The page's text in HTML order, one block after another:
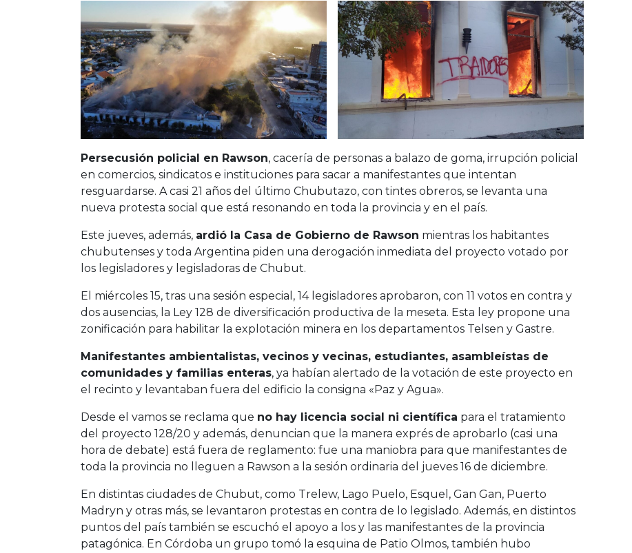
Persecusión policial en Rawson, cacería de personas a balazo de goma, irrupción policial
en comercios, sindicatos e instituciones para sacar a manifestantes que intentan
resguardarse. A casi 21 años del último Chubutazo, con tintes obreros, se levanta una
nueva protesta social que está resonando en toda la provincia y en el país.
Este jueves, además, ardió la Casa de Gobierno de Rawson mientras los habitantes
chubutenses y toda Argentina piden una derogación inmediata del proyecto votado por
los legisladores y legisladoras de Chubut.
El miércoles 15, tras una sesión especial, 14 legisladores aprobaron, con 11 votos en contra y
dos ausencias, la Ley 128 de diversificación productiva de la meseta. Esta ley propone una
zonificación para habilitar la explotación minera en los departamentos Telsen y Gastre.
Manifestantes ambientalistas, vecinos y vecinas, estudiantes, asambleístas de
comunidades y familias enteras, ya habían alertado de la votación de este proyecto en
el recinto y levantaban fuera del edificio la consigna «Paz y Agua».
Desde el vamos se reclama que no hay licencia social ni científica para el tratamiento
del proyecto 128/20 y además, denuncian que la manera exprés de aprobarlo (casi una
hora de debate) está fuera de reglamento: fue una maniobra para que manifestantes de
toda la provincia no lleguen a Rawson a la sesión ordinaria del jueves 16 de diciembre.
En distintas ciudades de Chubut, como Trelew, Lago Puelo, Esquel, Gan Gan, Puerto
Madryn y otras más, se levantaron protestas en contra de lo legislado. Además, en distintos
puntos del país también se escuchó el apoyo a los y las manifestantes de la provincia
patagónica. En Córdoba un grupo tomó la esquina de Patio Olmos, también hubo